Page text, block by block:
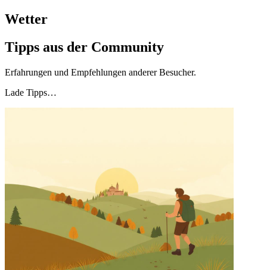
Wetter
Tipps aus der Community
Erfahrungen und Empfehlungen anderer Besucher.
Lade Tipps…